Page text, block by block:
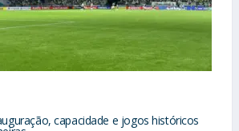
capacidade e jogos históricos